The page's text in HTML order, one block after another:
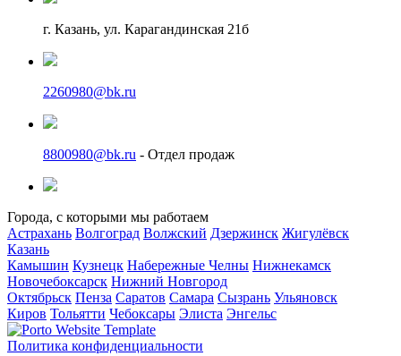
г. Казань, ул. Карагандинская 21б
2260980@bk.ru
8800980@bk.ru - Отдел продаж
Города, с которыми мы работаем
Астрахань Волгоград Волжский Дзержинск Жигулёвск
Казань
Камышин Кузнецк Набережные Челны Нижнекамск
Новочебоксарск Нижний Новгород
Октябрьск Пенза Саратов Самара Сызрань Ульяновск
Киров Тольятти Чебоксары Элиста Энгельс
Политика конфиденциальности